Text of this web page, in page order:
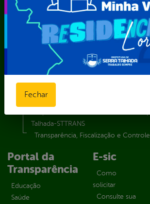
Secretaria Municipal de Educação –
Secretaria Municipal de Esporte e
Secretaria Municipal de Finanças –
Secretaria Municipal de Governo –
Secretaria Municipal de Meio
Secretaria Municipal de Planejamento
Secretaria Municipal de Relações
Talhada-STTRANS
Transparência, Fiscalização e Controle
Portal da
Transparência
Educação
Saúde
E-sic
Como
solicitar
Consulte sua
Fechar